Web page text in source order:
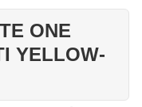
ONE
YELLOW-